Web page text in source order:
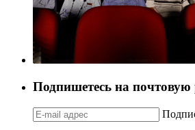
Подпишетесь на почтовую